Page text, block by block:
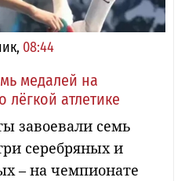
08:44
медалей на
лёгкой атлетике
завоевали семь
серебряных и
– на чемпионате